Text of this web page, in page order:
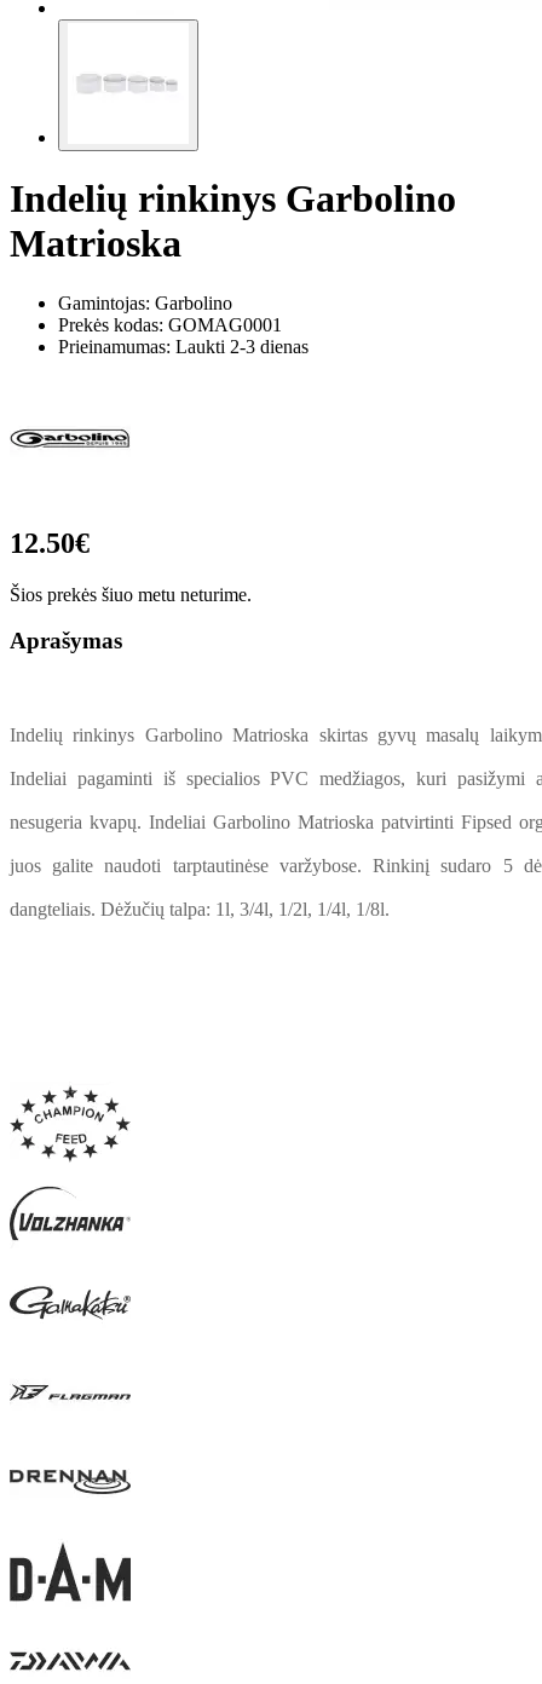
Indelių rinkinys Garbolino
Matrioska
Gamintojas: Garbolino
Prekės kodas: GOMAG0001
Prieinamumas: Laukti 2-3 dienas
12.50€
Šios prekės šiuo metu neturime.
Aprašymas
Indelių rinkinys Garbolino Matrioska skirtas gyvų masalų
Indeliai pagaminti iš specialios PVC medžiagos, kuri pasižymi
nesugeria kvapų. Indeliai Garbolino Matrioska patvirtinti Fipsed
juos galite naudoti tarptautinėse varžybose. Rinkinį sudaro 5
dangteliais. Dėžučių talpa: 1l, 3/4l, 1/2l, 1/4l, 1/8l.